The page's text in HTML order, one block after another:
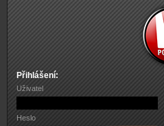
Přihlášení:
Uživatel
Heslo